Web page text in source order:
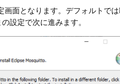
面となります。デフォルトで
設定で次に進みます。